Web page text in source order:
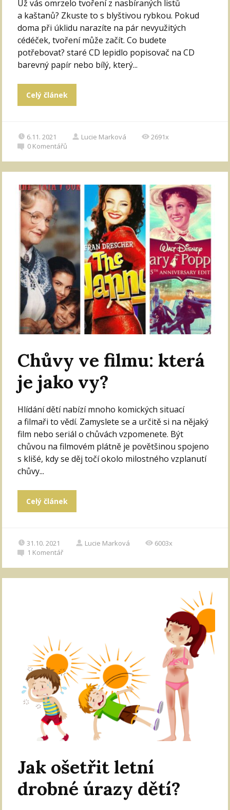
Už vás omrzelo tvoření z nasbíraných listů
a kaštanů? Zkuste to s blyštivou rybkou. Pokud
doma při úklidu narazíte na pár nevyužitých
cédéček, tvoření může začít. Co budete
potřebovat? staré CD lepidlo popisovač na CD
barevný papír nebo bílý, který...
Celý článek
6.11. 2021 Lucie Marková
2691x
0 Komentářů
Chůvy ve filmu: která
je jako vy?
Hlídání dětí nabízí mnoho komických situací
a filmaři to vědí. Zamyslete se a určitě si na nějaký
film nebo seriál o chůvách vzpomenete. Být
chůvou na filmovém plátně je povětšinou spojeno
s klišé, kdy se děj točí okolo milostného vzplanutí
chůvy...
Celý článek
31.10. 2021 Lucie Marková
6003x
1 Komentář
Jak ošetřit letní
drobné úrazy dětí?